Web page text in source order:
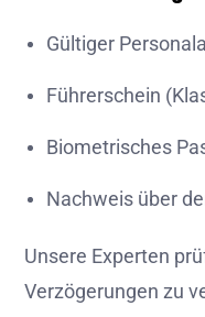
Gültiger
Führerschein
Biometrisches
Nachweis über
Unsere Experten
Verzögerungen zu